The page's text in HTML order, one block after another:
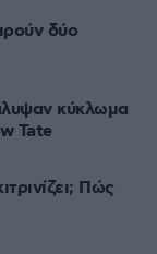
δύο
κύκλωμα
Tate
Πώς